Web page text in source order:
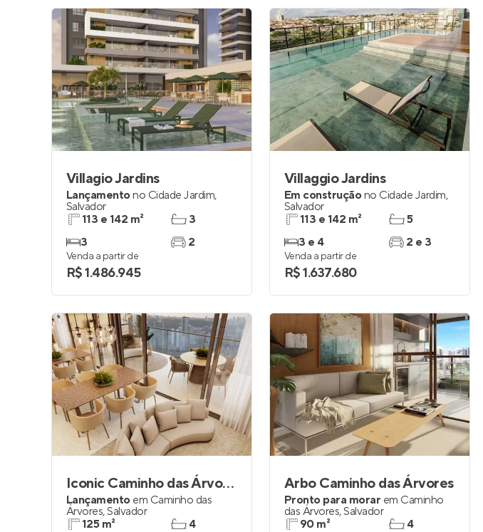
Villagio Jardins
Lançamentono Cidade Jardim,
Salvador
113 e 142 m²
3
3
2
Venda a partir de
R$ 1.486.945
Villaggio Jardins
Em construçãono Cidade Jardim,
Salvador
113 e 142 m²
3 e 4
5
2 e 3
Venda a partir de
R$ 1.637.680
Iconic Caminho das Árvores
Lançamento em Caminho das
Árvores,Salvador
125 m²
4
Arbo Caminho das Árvores
Pronto para morar em Caminho
das Árvores,Salvador
90 m²
4